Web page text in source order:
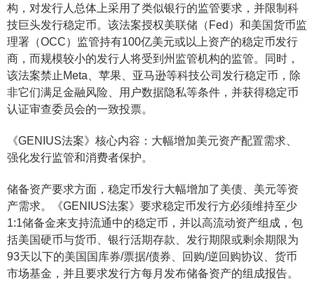
构，对发行人总体上采用了类似银行的监管要求，并限制科
技巨头发行稳定币。该法案授权美联储（Fed）和美国货币监
理署（OCC）监管持有100亿美元或以上资产的稳定币发行
商，而规模较小的发行人将受到州监管机构的监管。同时，
该法案禁止Meta、苹果、亚马逊等科技公司发行稳定币，除
非它们满足金融风险、用户数据隐私等条件，并获得稳定币
认证审查委员会的一致投票。
《GENIUS法案》核心内容：大幅增加美元资产配置需求、
强化发行监管和消费者保护。
储备资产要求方面，稳定币发行大幅增加了美债、美元等资
产需求。《GENIUS法案》要求稳定币发行方必须维持至少
1:1储备金来支持流通中的稳定币，并以高流动资产组成，包
括美国硬币与货币、银行活期存款、发行期限或剩余期限为
93天以下的美国国库券/票据/债券、回购/逆回购协议、货币
市场基金，并且要求发行方每月发布储备资产的组成报告。